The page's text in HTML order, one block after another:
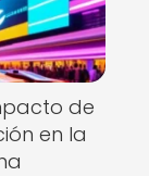
de
en la